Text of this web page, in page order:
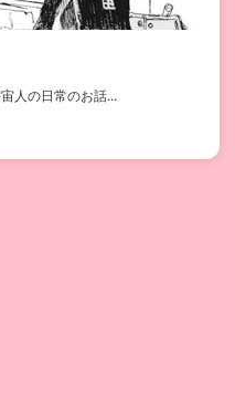
人の日常のお話...